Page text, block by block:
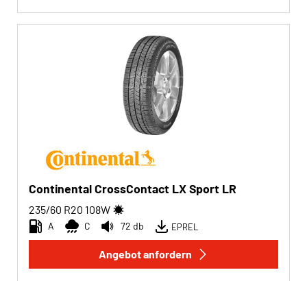
Continental CrossContact LX Sport LR
235/60 R20 108W
A C 72 db EPREL
Angebot anfordern